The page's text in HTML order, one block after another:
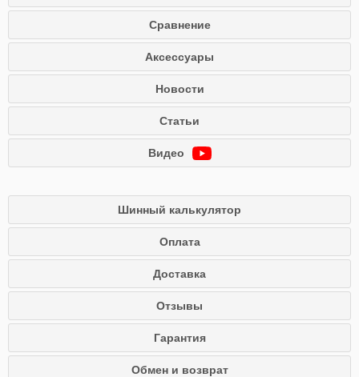
Сравнение
Аксессуары
Новости
Статьи
Видео
Шинный калькулятор
Оплата
Доставка
Отзывы
Гарантия
Обмен и возврат